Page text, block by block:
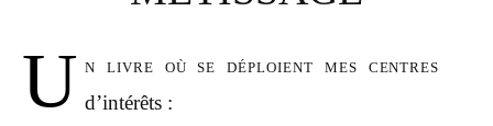
U n livre où se déploient mes centres
d’intérêts :